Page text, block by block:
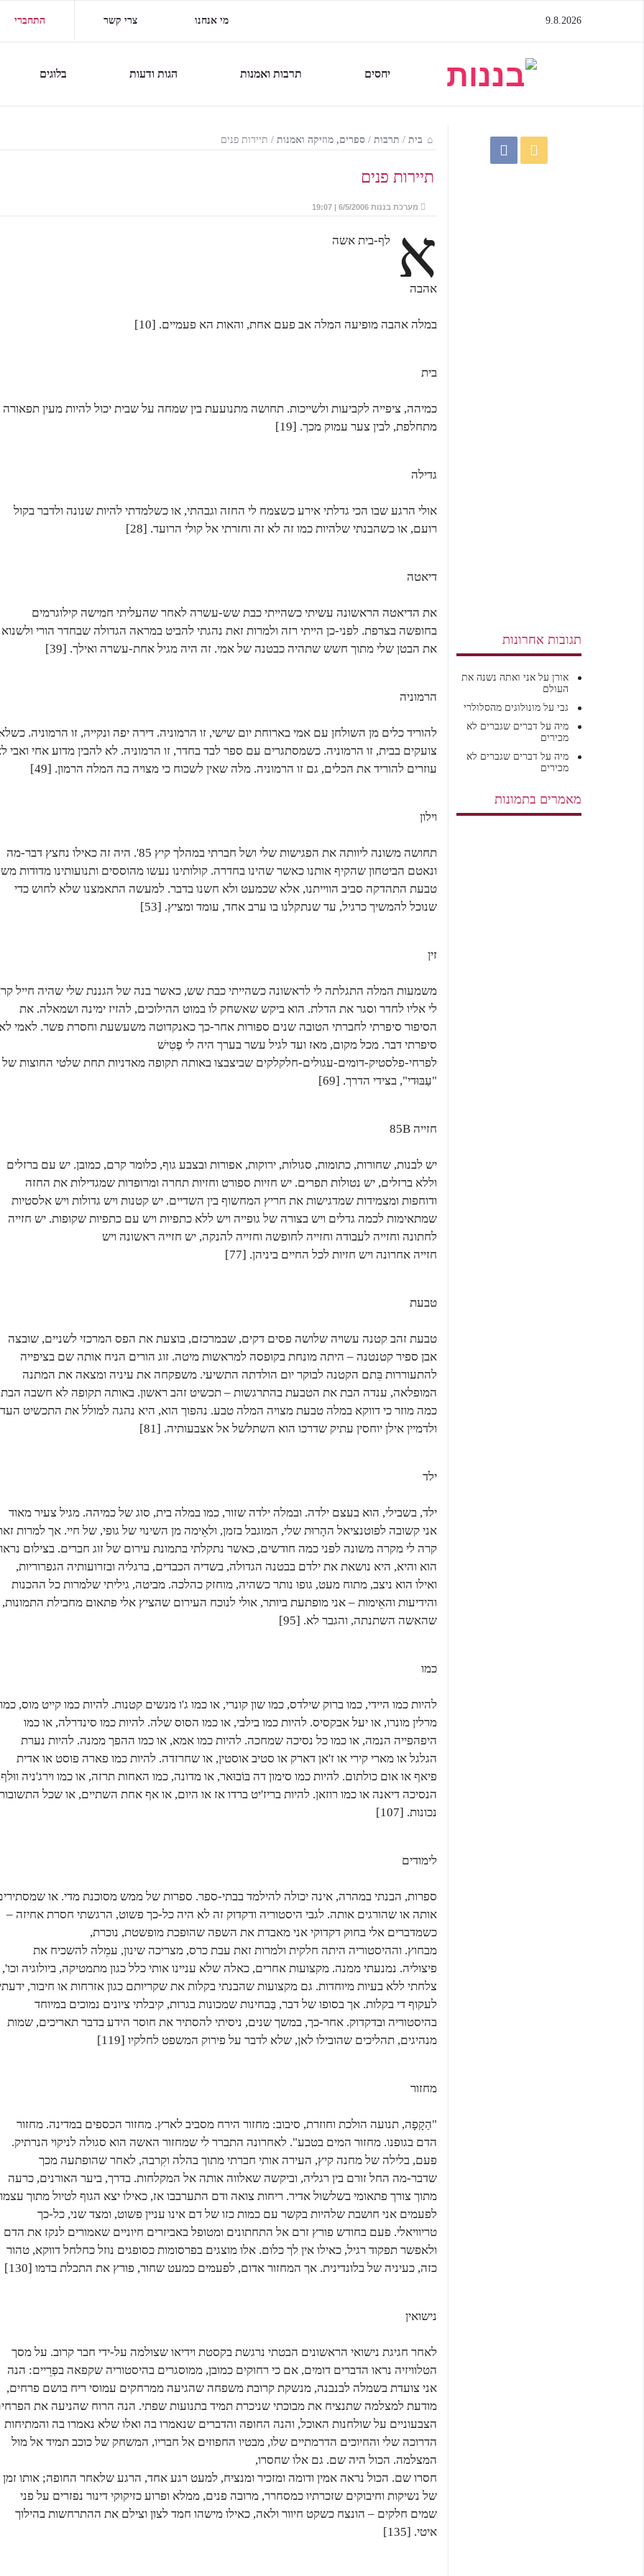
התחברי צרי קשר מי אנחנו 9.8.2026
יחסים תרבות ואמנות הגות ודעות בלוגים
בית / תרבות /ספרים, מוזיקה ואמנות / תיירות פנים
תיירות פנים
מערכת בננות 6/5/2006 | 19:07
א לף-בית אשה
אהבה
במלה אהבה מופיעה המלה אב פעם אחת, והאות הא פעמיים. [10]
בית
כמיהה, ציפייה לקביעות ולשייכות. תחושה מתנועעת בין שמחה על שבית יכול להיות מעין תפאורה
מתחלפת, לבין צער עמוק מכך. [19]
גדילה
אולי הרגע שבו הכי גדלתי אירע כשצמח לי החזה וגבהתי, או כשלמדתי להיות שנונה ולדבר בקול
רועם, או כשהבנתי שלהיות כמו זה לא זה וחזרתי אל קולי הרועד. [28]
דיאטה
את הדיאטה הראשונה עשיתי כשהייתי כבת שש-עשרה לאחר שהעליתי חמישה קילוגרמים
בחופשה בצרפת. לפני-כן הייתי רזה ולמרות זאת נהגתי להביט במראה הגדולה שבחדר הורי ולשנוא
את הבטן שלי מתוך חשש שתהיה כבטנה של אמי. זה היה מגיל אחת-עשרה ואילך. [39]
הרמוניה
להוריד כלים מן השולחן עם אמי בארוחת יום שישי, זו הרמוניה. דירה יפה ונקייה, זו הרמוניה.
צועקים בבית, זו הרמוניה. כשמסתגרים עם ספר לבד בחדר, זו הרמוניה. לא להבין מדוע אחי ואבי
עוזרים להוריד את הכלים, גם זו הרמוניה. מלה שאין לשכוח כי מצויה בה המלה הרמון. [49]
וילון
תחושה משונה ליוותה את הפגישות שלי ושל חברתי במהלך קיץ 85'. היה זה כאילו נחצץ דבר-מה
ונאטם הביטחון שהקיף אותנו כאשר שהינו בחדרה. קולותינו נעשו מהוססים ותנועותינו מדודות
טבעת התהדקה סביב הווייתנו, אלא שכמעט ולא חשנו בדבר. למעשה התאמצנו שלא לחוש כדי
שנוכל להמשיך כרגיל, עד שנתקלנו בו ערב אחד, עומד ומציץ. [53]
זין
משמעות המלה התגלתה לי לראשונה כשהייתי כבת שש, כאשר בנה של הגננת שלי שהיה חייל
לי אליו לחדר וסגר את הדלת. הוא ביקש שאשחק לו במוט ההילוכים, להזיז ימינה ושמאלה. את
הסיפור סיפרתי לחברתי הטובה שנים ספורות אחר-כך כאנקדוטה משעשעת וחסרת פשר. לאמי
סיפרתי דבר. מכל מקום, מאז ועד לגיל עשר בערך היה לי פֶטִישׁ
לפרחי-פלסטיק-דומים-עגולים-חלקלקים שביצבצו באותה תקופה מאדניות תחת שלטי החוצות של
"עַבּוּדי", בצידי הדרך. [69]
חזייה 85B
יש לבנות, שחורות, כתומות, סגולות, ירוקות, אפורות ובצבע גוף, כלומר קרם, כמובן. יש עם ברזלים
וללא ברזלים, יש נטולות תפרים. יש חזיות ספורט וחזיות תחרה ומרופדות שמגדילות את החזה
ודוחפות ומצמידות שמדגישות את חריץ המחשוף בין השדיים. יש קטנות ויש גדולות ויש אלסטיות
שמתאימות לכמה גדלים ויש בצורה של גופייה ויש ללא כתפיות ויש עם כתפיות שקופות. יש חזייה
לחתונה וחזייה לעבודה וחזייה לחופשה וחזייה להנקה, יש חזייה ראשונה ויש
חזייה אחרונה ויש חזיות לכל החיים ביניהן. [77]
טבעת
טבעת זהב קטנה עשויה שלושה פסים דקים, שבמרכזם, בוצעת את הפס המרכזי לשניים, שובצה
אבן ספיר קטנטנה – היתה מונחת בקופסה למראשות מיטה. זוג הורים הניח אותה שם בציפייה
להתעוררות בִּתם הקטנה לבוקר יום הולדתה התשיעי. משפקחה את עיניה ומצאה את המתנה
המופלאה, ענדה הבת את הטבעת בהתרגשות – תכשיט זהב ראשון. באותה תקופה לא חשבה הבת
כמה מוזר כי דווקא במלה טבעת מצויה המלה טבע. נהפוך הוא, היא נהגה למולל את התכשיט
ולדמיין אילן יוחסין עתיק שדרכו הוא השתלשל אל אצבעותיה. [81]
ילד
ילד, בשבילי, הוא בעצם ילדה. ובמלה ילדה שזור, כמו במלה בית, סוג של כמיהה. מגיל צעיר מאוד
אני קשובה לפוטנציאל ההָרוּת שלי, המוגבל בזמן, ולאֵימה מן השינוי של גופי, של חיי. אך למרות
קרה לי מקרה משונה לפני כמה חודשים, כאשר נתקלתי בתמונת עירום של זוג חברים. בצילום נראו
הוא והיא, היא נושאת את ילדם בבטנה הגדולה, בשדיה הכבדים, ברגליה ובזרועותיה הגפרוריות,
ואילו הוא ניצב, מתוח מעט, גופו נותר כשהיה, מוחזק כהלכה. מביטה, גיליתי שלמרות כל ההכנות
והידיעות והאֵימות – אני מופתעת ביותר, אולי לנוכח העירום שהציץ אלי פתאום מחבילת התמונות,
שהאשה השתנתה, והגבר לא. [95]
כמו
להיות כמו היידי, כמו ברוק שילדס, כמו שון קונרי, או כמו ג'ו מנשים קטנות. להיות כמו קייט מוס, כמו
מרלין מונרו, או יעל אבקסיס. להיות כמו בילבי, או כמו הסוס שלה. להיות כמו סינדרלה, או כמו
היפהפייה הנמה, או כמו כל נסיכה שמחכה. להיות כמו אמא, או כמו ההפך ממנה. להיות נערת
הגלגל או מארי קירי או ז'אן דארק או סטיב אוסטין, או שחרזדה. להיות כמו פארה פוסט או אדית
פיאף או אום כולתום. להיות כמו סימון דה בּוֹבוּאר, או מדונה, כמו האחות תרזה, או כמו וירג'ניה
הנסיכה דיאנה או כמו רוזאן. להיות בריז'יט ברדו אז או היום, או אף אחת השתיים, או שכל
נכונות. [107]
לימודים
ספרות, הבנתי במהרה, אינה יכולה להילמד בבתי-ספר. ספרות של ממש מסוכנת מדי. או
אותה או שהורגים אותה. לגבי היסטוריה ודקדוק זה לא היה כל-כך פשוט, הרגשתי חסרת אחיזה –
כשמדברים אלי בחוק דקדוקי אני מאבדת את השפה שהופכת מופשטת, נוכרת,
מבחוץ. וההיסטוריה היתה חלקית ולמרות זאת עבת כרס, מצריכה שינון, עמֵלה להשכיח את
פיצוליה. נמנעתי ממנה. מקצועות אחרים, כאלה שלא עניינו אותי כלל כגון מתמטיקה, ביולוגיה וכו',
צלחתי ללא בעיות מיוחדות. גם מקצועות שהבנתי בקלות את שקריותם כגון אזרחות או חיבור,
לעקוף די בקלות. אך בסופו של דבר, בַּבחינות שמכונות בגרות, קיבלתי ציונים נמוכים במיוחד
בהיסטוריה ובדקדוק. אחר-כך, במשך שנים, ניסיתי להסתיר את חוסר הידע בדבר תאריכים, שמות
מנהיגים, תהליכים שהובילו לאן, שלא לדבר על פירוק המשפט לחלקיו [119]
מחזור
"הַקָפָה, תנועה הולכת וחוזרת, סיבוב: מחזור הירח מסביב לארץ. מחזור הכספים במדינה. מחזור
הדם בגופנו. מחזור המים בטבע". לאחרונה התברר לי שמחזור האשה הוא סגולה לניקוי הנרתיק.
פעם, בלילה של מחנה קיץ, העירה אותי חברתי מתוך בהלה וקִרבה, לאחר שהופתעה מכך
שדבר-מה החל זורם בין רגליה, וביקשה שאלווה אותה אל המקלחות. בדרך, ביער האורנים, כרעה
מתוך צורך פתאומי בשלשול אדיר. ריחות צואה ודם התערבבו אז, כאילו יצא הגוף לטיול מתוך
לפעמים אני חושבת שלהיות בקשר עם כמות כזו של דם אינו עניין פשוט, ומצד שני, כל-כך
טריוויאלי. פעם בחודש פורץ זרם אל התחתונים ומטופל באביזרים חיוניים שאמורים לנקז את הדם
ולאפשר תפקוד רגיל, כאילו אין לך כלום. אלו מוצגים בפרסומות כסופגים נוזל כחלחל דווקא, טהור
כזה, כעיניה של בלונדינית. אך המחזור אדום, לפעמים כמעט שחור, פורץ את התכלת בדמו [130]
נישואין
לאחר חגיגת נישואי הראשונים הבטתי נרגשת בקסטת וידיאו שצולמה על-ידי חבר קרוב. על מסך
הטלוויזיה נראו הדברים דומים, אם כי רחוקים כמובן, ממוסגרים בהיסטוריה שקפאה בפְרֵיים: הנה
אני צועדת בשמלה לבנבנה, מנשקת קרובת משפחה שהגיעה ממרחקים עמוסי ריח בושם פרחים,
מודעת למצלמה שתנציח את מבוכתי שניכרת תמיד בתנועות שפתי. הנה הרוח שהניעה את
הצבעוניים על שולחנות האוכל, והנה החופה והדברים שנאמרו בה ואלו שלא נאמרו בה והמתיחות
הדרוכה שלי והחיוכים הדרמתיים שלו, מבטיו החפוזים אל חבריו, המשחק של כוכב תמיד אל מול
המצלמה. הכול היה שם. גם אלו שחסרו,
חסרו שם. הכול נראה אמין ודומה ומזכיר ומנציח, למעט רגע אחד, הרגע שלאחר החופה; אותו זמן
של נשיקות וחיבוקים שזכרתיו כמסחרר, מרובה פנים, ממלא ופרוע כזיקוקי דינור נפזרים על פני
שמים חלקים – הונצח כשקט חיוור ולאה, כאילו מישהו חמד לצון וצילם את ההתרחשות בהילוך
איטי. [135]
תגובות אחרונות
אורן עלאני ואתה נשנה את
העולם
גבי עלמונולוגים מהסלולרי
מיה על דברים שגברים לא
מכירים
מיה על דברים שגברים לא
מכירים
מאמרים בתמונות